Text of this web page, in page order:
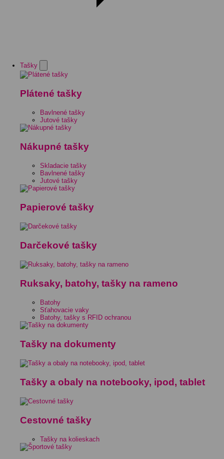
Tašky
Plátené tašky
Bavlnené tašky
Jutové tašky
Nákupné tašky
Skladacie tašky
Bavlnené tašky
Jutové tašky
Papierové tašky
Darčekové tašky
Ruksaky, batohy, tašky na rameno
Batohy
Sťahovacie vaky
Batohy, tašky s RFID ochranou
Tašky na dokumenty
Tašky a obaly na notebooky, ipod, tablet
Cestovné tašky
Tašky na kolieskach